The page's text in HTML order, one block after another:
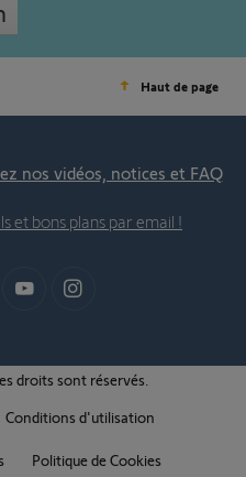
Haut de page
nos vidéos, notices et FAQ
et bons plans par email !
droits sont réservés.
Conditions d'utilisation
Politique de Cookies